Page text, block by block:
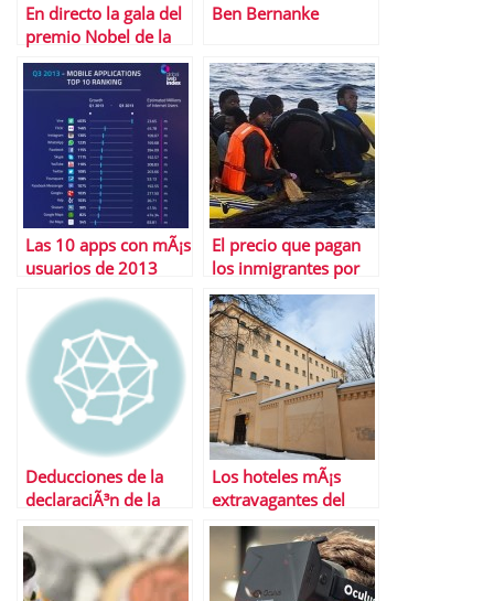
En directo la gala del
premio Nobel de la
Paz 2013
Ben Bernanke
Las 10 apps con mÃ¡s
usuarios de 2013
El precio que pagan
los inmigrantes por
entrar en EspaÃ±a
Deducciones de la
declaraciÃ³n de la
renta , Cuota lÃ­quida
Los hoteles mÃ¡s
extravagantes del
mundo